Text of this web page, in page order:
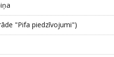
"Pifa piedzīvojumi")